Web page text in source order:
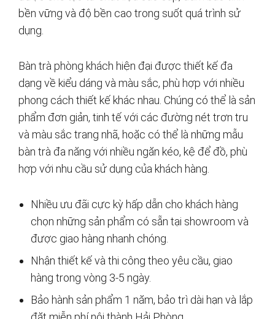
bền vững và độ bền cao trong suốt quá trình sử
dụng.
Bàn trà phòng khách hiện đại được thiết kế đa
dạng về kiểu dáng và màu sắc, phù hợp với nhiều
phong cách thiết kế khác nhau. Chúng có thể là sản
phẩm đơn giản, tinh tế với các đường nét trơn tru
và màu sắc trang nhã, hoặc có thể là những mẫu
bàn trà đa năng với nhiều ngăn kéo, kệ để đồ, phù
hợp với nhu cầu sử dụng của khách hàng.
Nhiều ưu đãi cực kỳ hấp dẫn cho khách hàng
chọn những sản phẩm có sẵn tại showroom và
được giao hàng nhanh chóng.
Nhận thiết kế và thi công theo yêu cầu, giao
hàng trong vòng 3-5 ngày.
Bảo hành sản phẩm 1 năm, bảo trì dài hạn và lắp